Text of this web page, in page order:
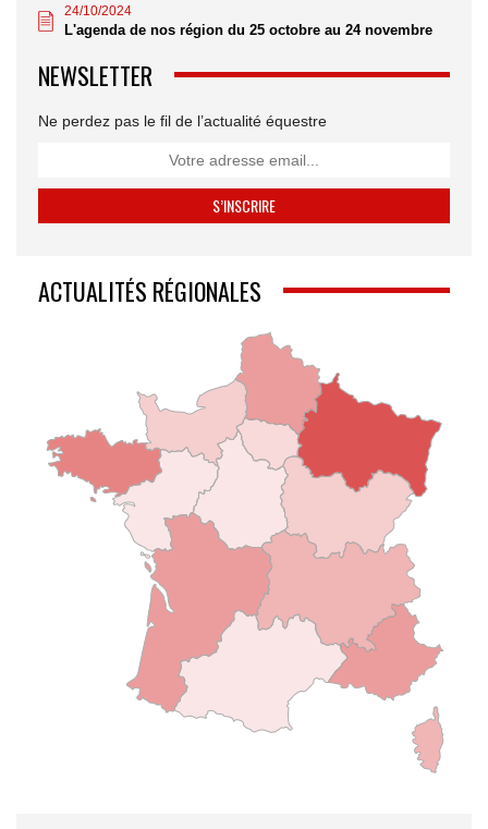
24/10/2024
L'agenda de nos région du 25 octobre au 24 novembre
NEWSLETTER
Ne perdez pas le fil de l’actualité équestre
ACTUALITÉS RÉGIONALES